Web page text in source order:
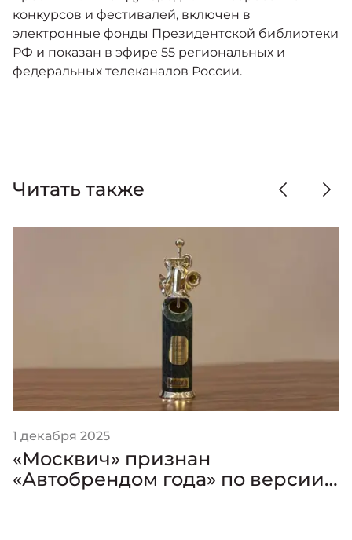
конкурсов и фестивалей, включен в
электронные фонды Президентской библиотеки
РФ и показан в эфире 55 региональных и
федеральных телеканалов России.
Читать также
1 декабря 2025
«Москвич» признан
«Автобрендом года» по версии